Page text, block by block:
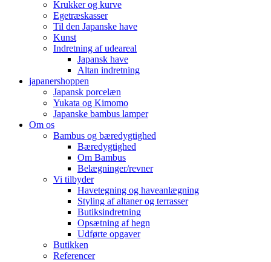
Krukker og kurve
Egetræskasser
Til den Japanske have
Kunst
Indretning af udeareal
Japansk have
Altan indretning
japanershoppen
Japansk porcelæn
Yukata og Kimomo
Japanske bambus lamper
Om os
Bambus og bæredygtighed
Bæredygtighed
Om Bambus
Belægninger/revner
Vi tilbyder
Havetegning og haveanlægning
Styling af altaner og terrasser
Butiksindretning
Opsætning af hegn
Udførte opgaver
Butikken
Referencer